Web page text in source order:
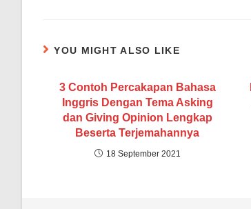
YOU MIGHT ALSO LIKE
3 Contoh Percakapan Bahasa
Inggris Dengan Tema Asking
dan Giving Opinion Lengkap
Beserta Terjemahannya
18 September 2021